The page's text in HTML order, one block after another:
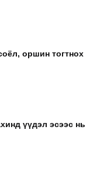
оршин тогтнох
үүдэл эсээс нь